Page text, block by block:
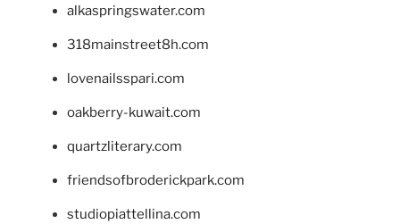
alkaspringswater.com
318mainstreet8h.com
lovenailsspari.com
oakberry-kuwait.com
quartzliterary.com
friendsofbroderickpark.com
studiopiattellina.com